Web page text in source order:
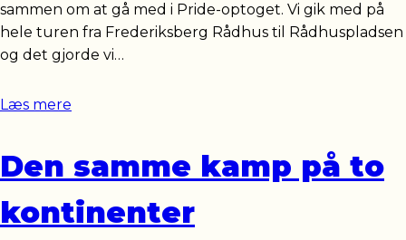
sammen om at gå med i Pride-optoget. Vi gik med på
hele turen fra Frederiksberg Rådhus til Rådhuspladsen
og det gjorde vi…
Læs mere
Den samme kamp på to
kontinenter